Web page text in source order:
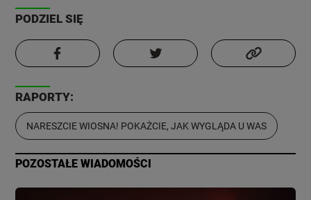
PODZIEL SIĘ
RAPORTY:
NARESZCIE WIOSNA! POKAŻCIE, JAK WYGLĄDA U WAS
POZOSTAŁE WIADOMOŚCI